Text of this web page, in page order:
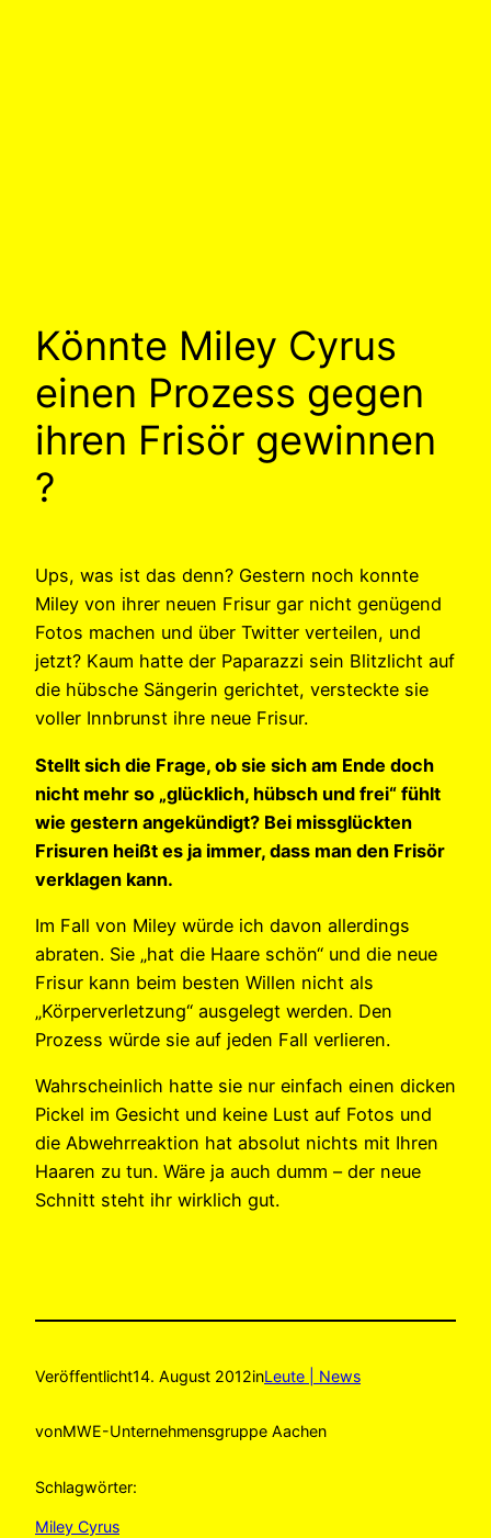
Könnte Miley Cyrus
einen Prozess gegen
ihren Frisör gewinnen
?
Ups, was ist das denn? Gestern noch konnte
Miley von ihrer neuen Frisur gar nicht genügend
Fotos machen und über Twitter verteilen, und
jetzt? Kaum hatte der Paparazzi sein Blitzlicht auf
die hübsche Sängerin gerichtet, versteckte sie
voller Innbrunst ihre neue Frisur.
Stellt sich die Frage, ob sie sich am Ende doch
nicht mehr so „glücklich, hübsch und frei“ fühlt
wie gestern angekündigt? Bei missglückten
Frisuren heißt es ja immer, dass man den Frisör
verklagen kann.
Im Fall von Miley würde ich davon allerdings
abraten. Sie „hat die Haare schön“ und die neue
Frisur kann beim besten Willen nicht als
„Körperverletzung“ ausgelegt werden. Den
Prozess würde sie auf jeden Fall verlieren.
Wahrscheinlich hatte sie nur einfach einen dicken
Pickel im Gesicht und keine Lust auf Fotos und
die Abwehrreaktion hat absolut nichts mit Ihren
Haaren zu tun. Wäre ja auch dumm – der neue
Schnitt steht ihr wirklich gut.
Veröffentlicht14. August 2012inLeute | News
vonMWE-Unternehmensgruppe Aachen
Schlagwörter:
Miley Cyrus